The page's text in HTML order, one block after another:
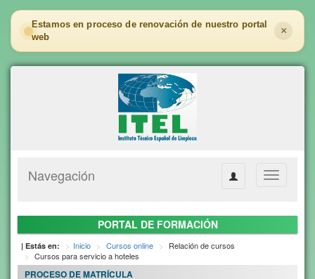
Estamos en proceso de renovación de nuestro portal
web
×
Toggle
Navegación
PORTAL DE FORMACIÓN
| Estás en: Inicio Cursos online
Relación de cursos
Cursos para servicio a hoteles
PROCESO DE MATRÍCULA